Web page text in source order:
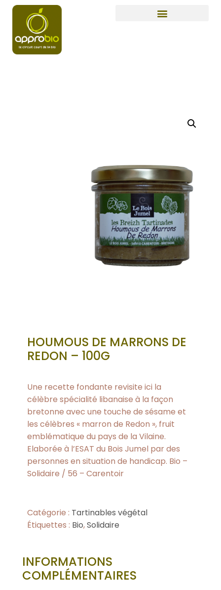
HOUMOUS DE MARRONS DE
REDON – 100G
Une recette fondante revisite ici la
célèbre spécialité libanaise à la façon
bretonne avec une touche de sésame et
les célèbres « marron de Redon », fruit
emblématique du pays de la Vilaine.
Elaborée à l’ESAT du Bois Jumel par des
personnes en situation de handicap. Bio –
Solidaire / 56 – Carentoir
Catégorie : Tartinables végétal
Étiquettes : Bio,Solidaire
INFORMATIONS
COMPLÉMENTAIRES